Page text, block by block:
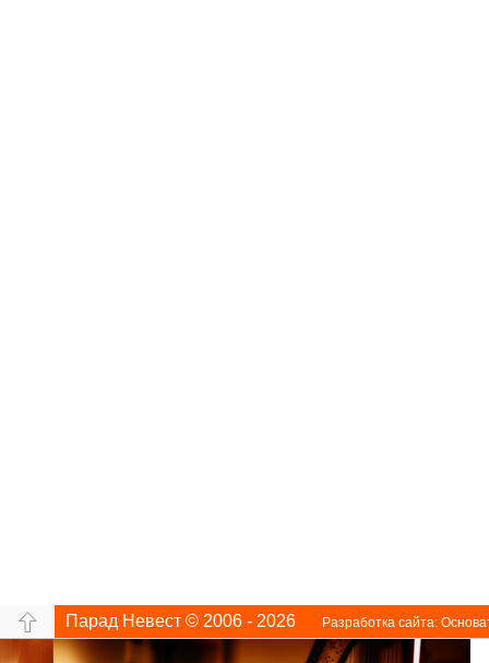
Парад Невест © 2006 - 2026 Разработка сайта: